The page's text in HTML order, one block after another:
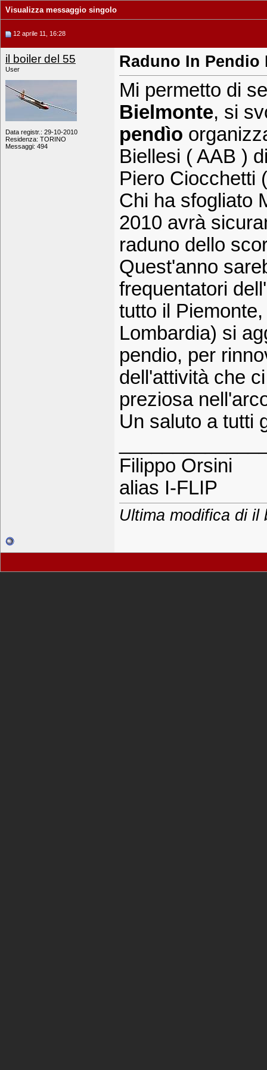
Visualizza messaggio singolo
12 aprile 11, 16:28
il boiler del 55
User
Data registr.: 29-10-2010
Residenza: TORINO
Messaggi: 494
Raduno In Pendio
Mi permetto di
Bielmonte, si
pendìo
Biellesi ( AAB )
Piero Ciocchetti
Chi ha sfogliato
2010 avrà
raduno dello
Quest'anno
frequentatori
tutto il
Lombardia) si
pendio, per
dell'attività che
preziosa
Un saluto a tutti
Filippo Orsini
alias I-FLIP
Ultima modifica di